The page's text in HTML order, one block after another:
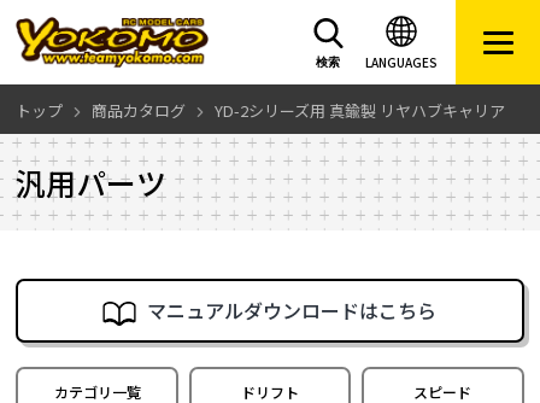
LANGUAGES
検索
トップ 商品カタログ YD-2シリーズ用 真鍮製 リヤハブキャリア
汎用パーツ
マニュアルダウンロードはこちら
カテゴリ一覧 ドリフト スピード